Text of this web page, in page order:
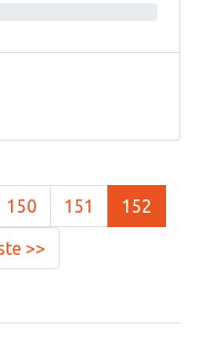
150 151 152
>>